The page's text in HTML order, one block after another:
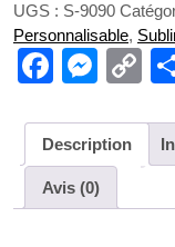
Parfum
en
Céramique
UGS : S-9090
Personnalisable,
F
c
e
b
M
ss
e
n
C
p
y
Li
Description
Avis (0)